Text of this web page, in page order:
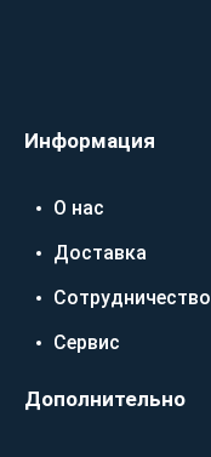
Информация
О нас
Доставка
Сотрудничество
Сервис
Дополнительно